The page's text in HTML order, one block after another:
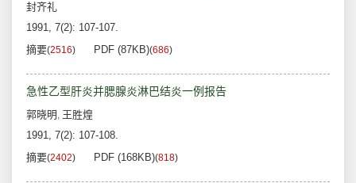
封齐礼
1991, 7(2): 107-107.
摘要(2516) PDF (87KB)(686)
急性乙型肝炎并腮腺炎淋巴结炎一例报告
郭晓明 , 王胜煌
1991, 7(2): 107-108.
摘要(2402) PDF (168KB)(818)